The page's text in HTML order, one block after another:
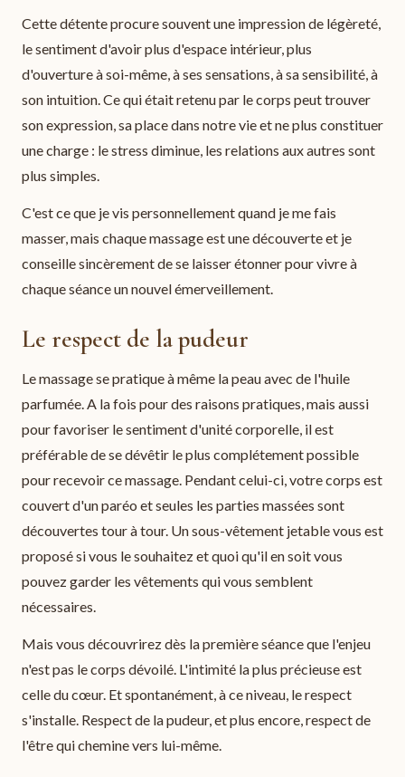
Cette détente procure souvent une impression de légèreté,
le sentiment d'avoir plus d'espace intérieur, plus
d'ouverture à soi-même, à ses sensations, à sa sensibilité, à
son intuition. Ce qui était retenu par le corps peut trouver
son expression, sa place dans notre vie et ne plus constituer
une charge : le stress diminue, les relations aux autres sont
plus simples.
C'est ce que je vis personnellement quand je me fais
masser, mais chaque massage est une découverte et je
conseille sincèrement de se laisser étonner pour vivre à
chaque séance un nouvel émerveillement.
Le respect de la pudeur
Le massage se pratique à même la peau avec de l'huile
parfumée. A la fois pour des raisons pratiques, mais aussi
pour favoriser le sentiment d'unité corporelle, il est
préférable de se dévêtir le plus complétement possible
pour recevoir ce massage. Pendant celui-ci, votre corps est
couvert d'un paréo et seules les parties massées sont
découvertes tour à tour. Un sous-vêtement jetable vous est
proposé si vous le souhaitez et quoi qu'il en soit vous
pouvez garder les vêtements qui vous semblent
nécessaires.
Mais vous découvrirez dès la première séance que l'enjeu
n'est pas le corps dévoilé. L'intimité la plus précieuse est
celle du cœur. Et spontanément, à ce niveau, le respect
s'installe. Respect de la pudeur, et plus encore, respect de
l'être qui chemine vers lui-même.